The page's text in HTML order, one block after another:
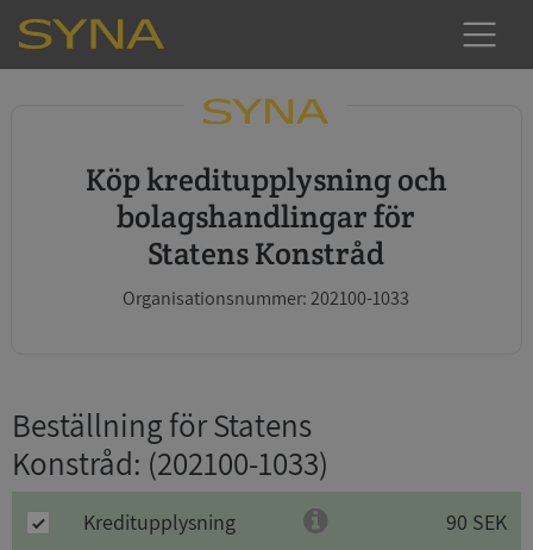
Köp kreditupplysning och
bolagshandlingar för
Statens Konstråd
Organisationsnummer: 202100-1033
Beställning för Statens
Konstråd: (202100-1033)
Kreditupplysning 90 SEK